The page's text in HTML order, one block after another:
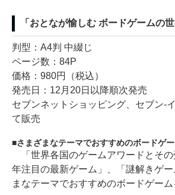
「おとなが愉しむ ボードゲームの
判型：A4判 中綴じ
ページ数：84P
価格：980円（税込）
発売日：12月20日以降順次発売
セブンネットショッピング、セブン-
て販売
さまざまなテーマでおすすめのボードゲ
「世界各国のゲームアワードとその
年注目の最新ゲーム」、「謎解きゲ
まなテーマでおすすめのボードゲーム